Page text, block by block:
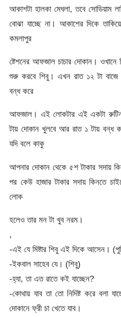
আকাশটা হালকা মেঘলা, তবে সোডিয়াম
বোঝা যাচ্ছে না। আকাশের দিকে
কমলাপুর
ষ্টেশনের আফজাল চাচার দোকান। ওখানে
শুরু করবে শিবু। এখন রাত ১২ টা
বন্ধ করে
আফজাল। এই লোকটার এই একটা
টায় দোকান খুলবে আর রাত ১ টায় বন্ধ
যদি বলে কাকু
আপনার দোকান থেকে ৫শ টাকার সদায়
পর কেউ হাজার টাকার সদায় কিনতে
লোক
হলেও তার মন টা খুব নরম।
,
-এই যে মিষ্টার শিবু এই দিকে আসেন।
-ইকবাল সাহেব যে। (শিবু)
-হ্যা, তা এত রাতে কই যাচ্ছেন?
-কোথায় যাব তা তো নিদিষ্ট করে বলা
দোকানে ফ্রী চা খেতে যাব।